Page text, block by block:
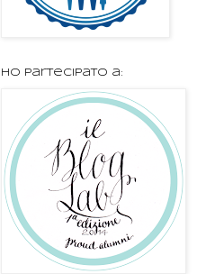
Ho partecipato a: